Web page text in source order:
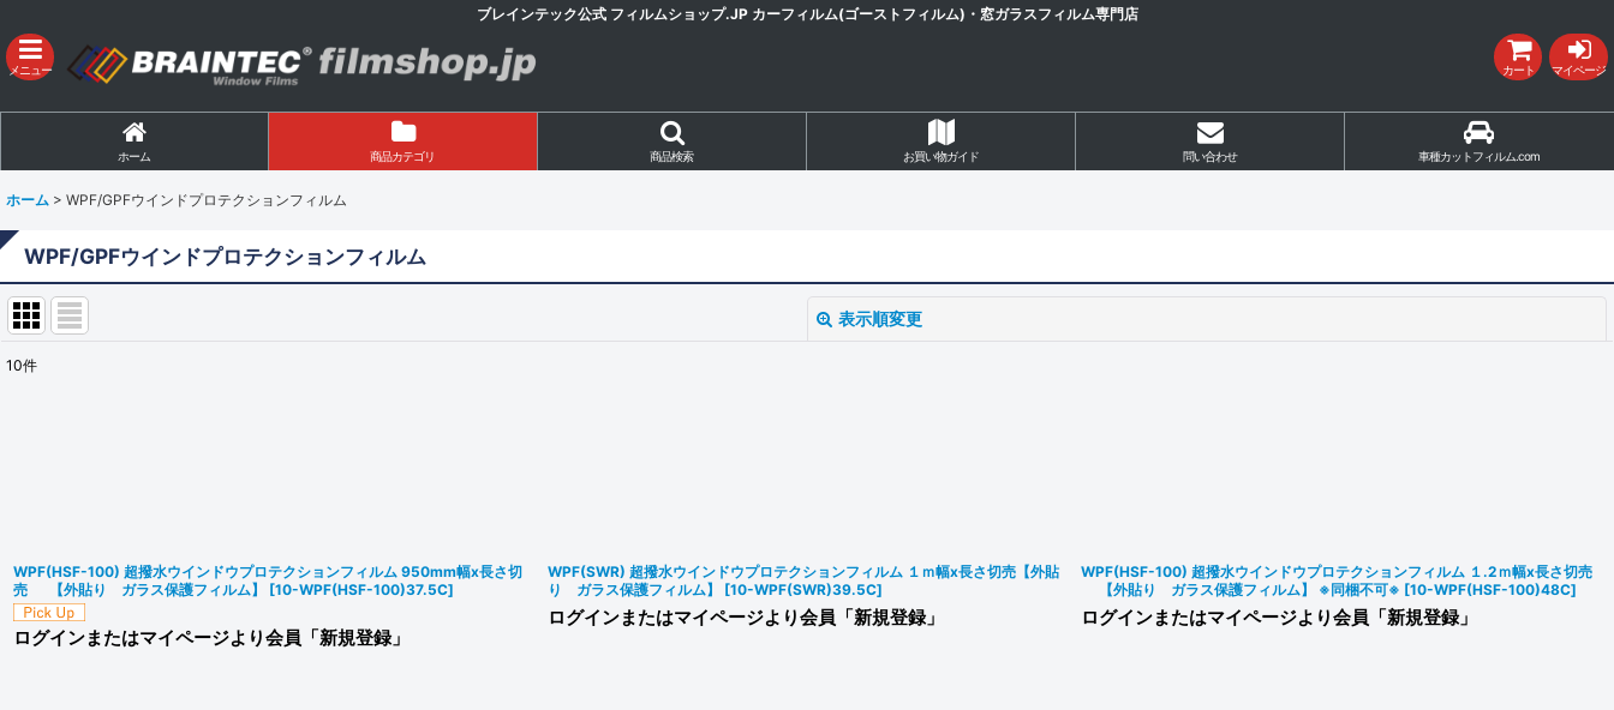
ブレインテック公式 フィルムショップ.JP カーフィルム(ゴーストフィルム)・窓ガラスフィルム専門店
メニュー カート マイページ
ホーム 商品カテゴリ 商品検索 お買い物ガイド 問い合わせ 車種カットフィルム.com
ホーム > WPF/GPFウインドプロテクションフィルム
WPF/GPFウインドプロテクションフィルム
表示順変更
10件
WPF(HSF-100) 超撥水ウインドウプロテクションフィルム 950mm幅x長さ切
売 【外貼り ガラス保護フィルム】
[10-WPF(HSF-100)37.5C]
ログインまたはマイページより会員「新規登録」
WPF(SWR) 超撥水ウインドウプロテクションフィルム １ｍ幅x長さ切売【外貼
り ガラス保護フィルム】
[10-WPF(SWR)39.5C]
ログインまたはマイページより会員「新規登録」
WPF(HSF-100) 超撥水ウインドウプロテクションフィルム １.2ｍ幅x長さ切売
【外貼り ガラス保護フィルム】 ※同梱不可※ [10-WPF(HSF-100)48C]
ログインまたはマイページより会員「新規登録」